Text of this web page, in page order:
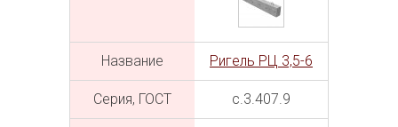
Название Ригель РЦ 3,5-6
Серия, ГОСТ с.3.407.9